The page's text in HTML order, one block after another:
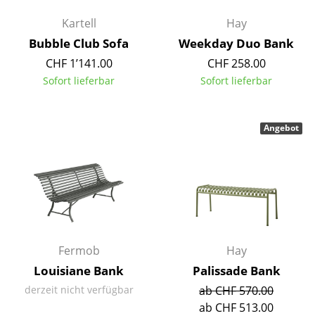
Accessoires
Uhren
Spiegel
Tabletts
Büroutensilien
Aufbewahrungsboxen
Decken
Kissen
Kartell
Bubble Club Sofa
CHF 1’141.00
Sofort lieferbar
Hay
Weekday Duo Bank
CHF 258.00
Sofort lieferbar
Fermob
Louisiane Bank
derzeit nicht verfügbar
Hay
Palissade Bank
ab CHF 570.00
ab CHF 513.00
Angebot